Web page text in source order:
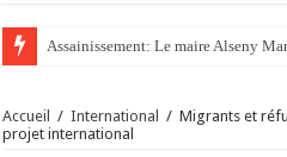
Assainissement: Le maire Alseny
Accueil / International / Migrants et
projet international